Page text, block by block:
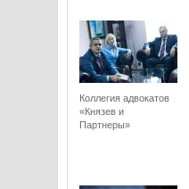
Коллегия адвокатов
«Князев и
Партнеры»